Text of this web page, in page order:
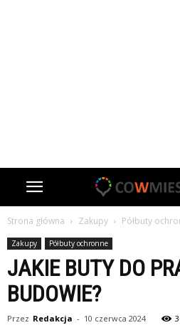
Strona główna Zakupy Półbuty
Zakupy Półbuty ochronne
JAKIE BUTY DO
BUDOWIE?
Przez Redakcja - 10 czerwca 2024